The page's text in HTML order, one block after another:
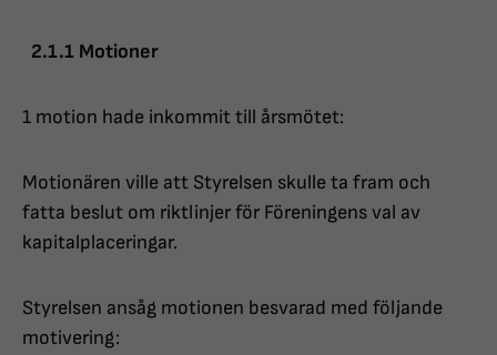
2.1.1 Motioner
1 motion hade inkommit till årsmötet:
Motionären ville att Styrelsen skulle ta fram och
fatta beslut om riktlinjer för Föreningens val av
kapitalplaceringar.
Styrelsen ansåg motionen besvarad med följande
motivering: